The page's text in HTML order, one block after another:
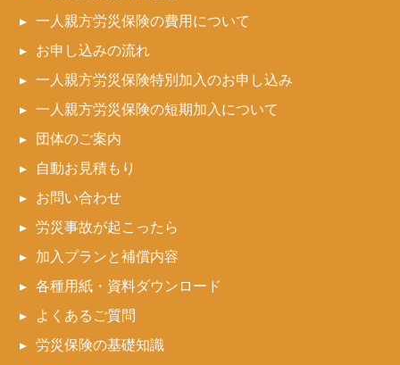
一人親方労災保険の費用について
お申し込みの流れ
一人親方労災保険特別加入のお申し込み
一人親方労災保険の短期加入について
団体のご案内
自動お見積もり
お問い合わせ
労災事故が起こったら
加入プランと補償内容
各種用紙・資料ダウンロード
よくあるご質問
労災保険の基礎知識